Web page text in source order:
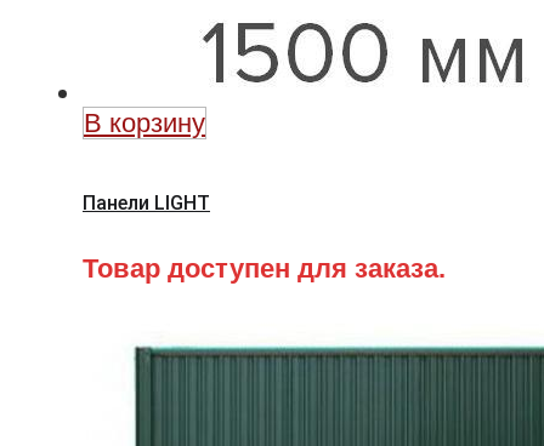
В корзину
Панели LIGHT
Товар доступен для заказа.